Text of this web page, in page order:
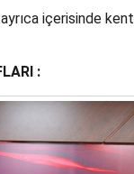
ayrıca içerisinde
: